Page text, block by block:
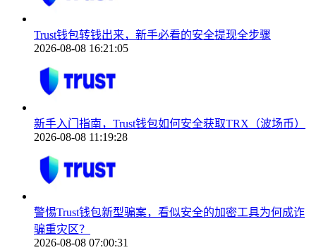
Trust钱包转钱出来，新手必看的安全提现全步骤
2026-08-08 16:21:05
新手入门指南，Trust钱包如何安全获取TRX（波场币）
2026-08-08 11:19:28
警惕Trust钱包新型骗案，看似安全的加密工具为何成诈
骗重灾区？
2026-08-08 07:00:31